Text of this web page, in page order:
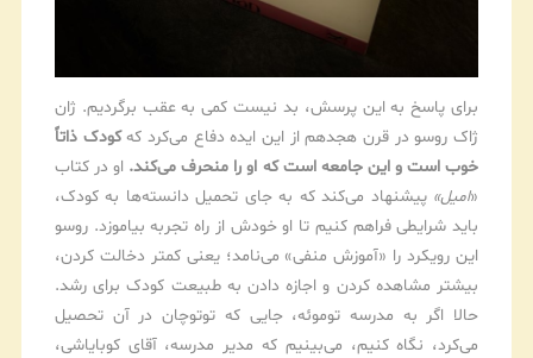
برای پاسخ به این پرسش، بد نیست کمی به عقب برگردیم. ژان
ژاک روسو در قرن هجدهم از این ایده دفاع می‌کرد کهکودک ذاتاً
خوب است و این جامعه است که او را منحرف می‌کند. او در کتاب
«امیل» پیشنهاد می‌کند که به جای تحمیل دانسته‌ها به کودک،
باید شرایطی فراهم کنیم تا او خودش از راه تجربه بیاموزد. روسو
این رویکرد را «آموزش منفی» می‌نامد؛ یعنی کمتر دخالت کردن،
بیشتر مشاهده کردن و اجازه دادن به طبیعت کودک برای رشد.
حالا اگر به مدرسه توموئه، جایی که توتوچان در آن تحصیل
می‌کرد، نگاه کنیم، می‌بینیم که مدیر مدرسه، آقای کوبایاشی،